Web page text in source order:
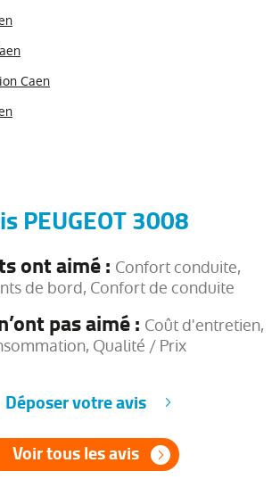
Caen
PEUGEOT 3008
ont aimé : Confort conduite,
de bord, Confort de conduite
pas aimé : Coût d'entretien,
Qualité / Prix
Déposer votre avis
Voir tous les avis